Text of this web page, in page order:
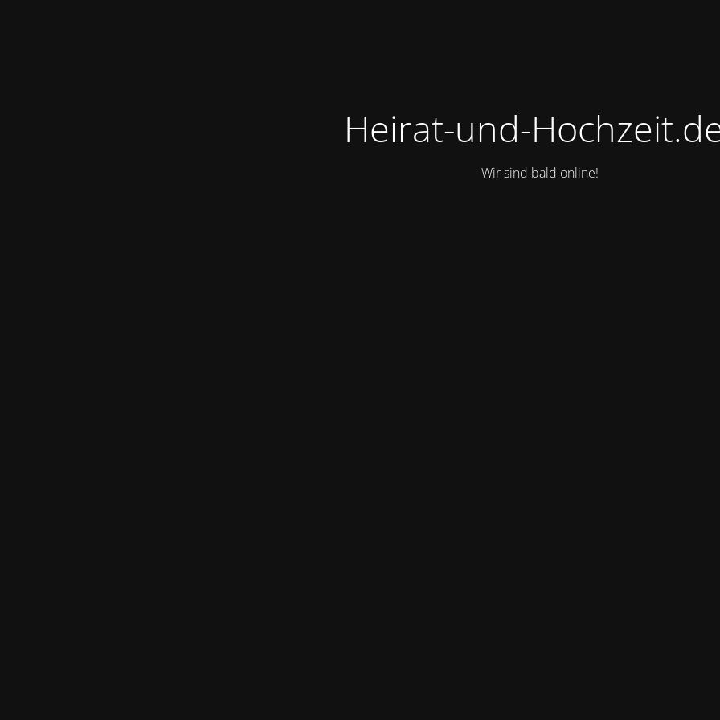
Heirat-und-
Wir sind bald online!